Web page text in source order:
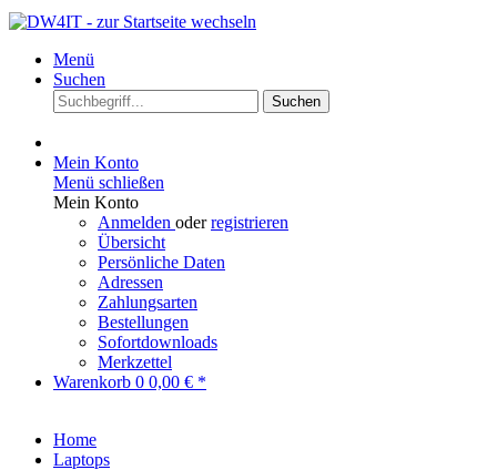
Menü
Suchen
Suchen
Mein Konto
Menü schließen
Mein Konto
Anmelden oderregistrieren
Übersicht
Persönliche Daten
Adressen
Zahlungsarten
Bestellungen
Sofortdownloads
Merkzettel
Warenkorb 0 0,00 € *
Home
Laptops